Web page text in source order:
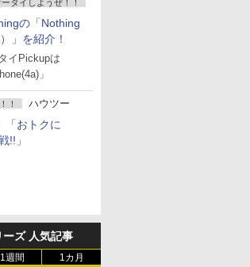
タイしようぜ！！
の「Nothing
」を紹介！
イPickupは
」
！ ハウツー
「おトクに
!!」
ズ 人気記事
1週間 1カ月